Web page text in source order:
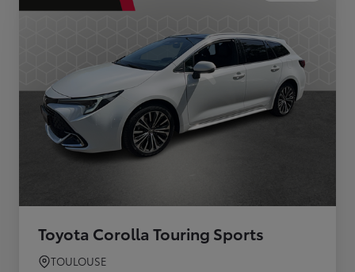
Toyota Corolla Touring Sports
TOULOUSE